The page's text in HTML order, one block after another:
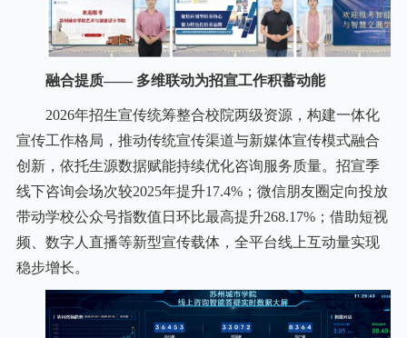
融合提质—— 多维联动为招宣工作积蓄动能
2026年招生宣传统筹整合校院两级资源，构建一体化
宣传工作格局，推动传统宣传渠道与新媒体宣传模式融合
创新，依托生源数据赋能持续优化咨询服务质量。招宣季
线下咨询会场次较2025年提升17.4%；微信朋友圈定向投放
带动学校公众号指数值日环比最高提升268.17%；借助短视
频、数字人直播等新型宣传载体，全平台线上互动量实现
稳步增长。